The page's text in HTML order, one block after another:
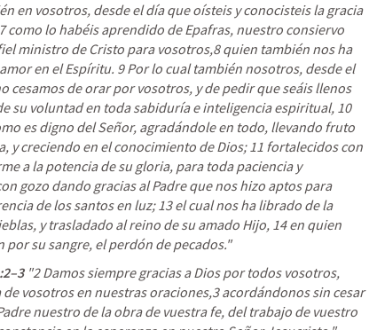
en vosotros, desde el día que oísteis y conocisteis la gracia
como lo habéis aprendido de Epafras, nuestro consiervo
ministro de Cristo para vosotros,8 quien también nos ha
en el Espíritu. 9 Por lo cual también nosotros, desde el
cesamos de orar por vosotros, y de pedir que seáis llenos
su voluntad en toda sabiduría e inteligencia espiritual, 10
es digno del Señor, agradándole en todo, llevando fruto
y creciendo en el conocimiento de Dios; 11 fortalecidos con
a la potencia de su gloria, para toda paciencia y
gozo dando gracias al Padre que nos hizo aptos para
de los santos en luz; 13 el cual nos ha librado de la
y trasladado al reino de su amado Hijo, 14 en quien
por su sangre, el perdón de pecados."
"2 Damos siempre gracias a Dios por todos vosotros,
vosotros en nuestras oraciones,3 acordándonos sin cesar
nuestro de la obra de vuestra fe, del trabajo de vuestro